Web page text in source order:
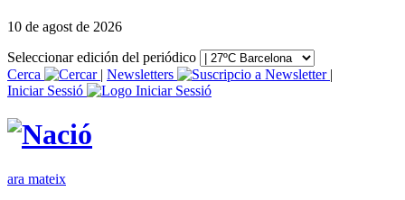
10 de agost de 2026
Seleccionar edición del periódico
Cerca
| Newsletters
|
Iniciar Sessió
ara mateix